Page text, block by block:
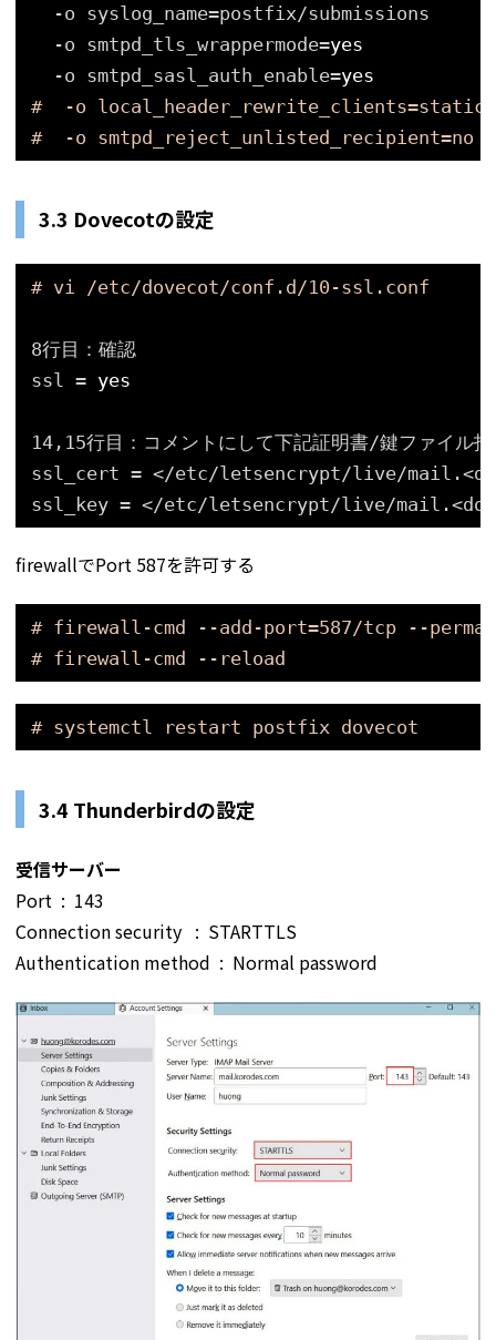
-o syslog_name=postfix/submissions
-o smtpd_tls_wrappermode=yes
-o smtpd_sasl_auth_enable=yes
#  -o
#  -o smtpd_reject_unlisted_recipient=no
3.3 Dovecotの設定
# vi /etc/dovecot/conf.d/10-ssl.conf
8行目：確認
ssl = yes
14,15行目：コメントにして下記証明書/鍵ファイル
ssl_cert = </etc/letsencrypt/live/mail
ssl_key = </etc/letsencrypt/live/mail
firewallでPort 587を許可する
# firewall-cmd --add-port=587/tcp --
# firewall-cmd --reload
# systemctl restart postfix dovecot
3.4 Thunderbirdの設定
受信サーバー
Port : 143
Connection security : STARTTLS
Authentication method : Normal password